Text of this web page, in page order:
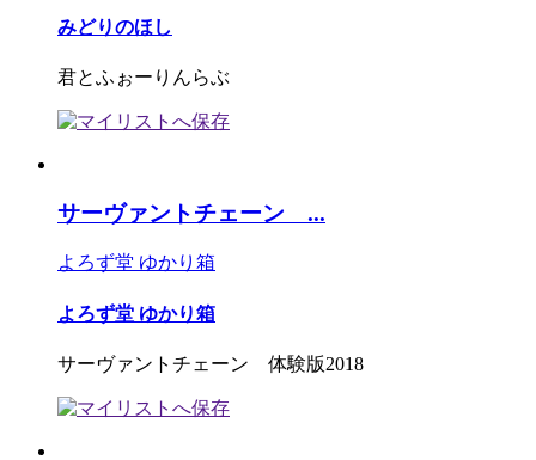
みどりのほし
君とふぉーりんらぶ
サーヴァントチェーン ...
よろず堂 ゆかり箱
よろず堂 ゆかり箱
サーヴァントチェーン 体験版2018